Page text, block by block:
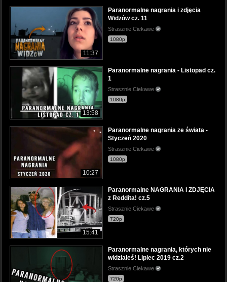
11:37
Paranormalne nagrania i zdjęcia
Widzów cz. 11
Strasznie Ciekawe
1080p
13:58
Paranormalne nagrania - Listopad cz.
1
Strasznie Ciekawe
1080p
10:27
Paranormalne nagrania ze świata -
Styczeń 2020
Strasznie Ciekawe
1080p
15:41
Paranormalne NAGRANIA I ZDJĘCIA
z Reddita! cz.5
Strasznie Ciekawe
720p
Paranormalne nagrania, których nie
widziałeś! Lipiec 2019 cz.2
Strasznie Ciekawe
720p